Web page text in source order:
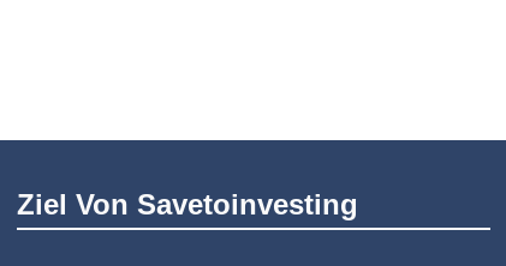
Ziel Von Savetoinvesting